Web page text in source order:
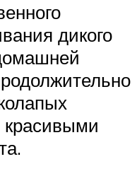
дикого
красивыми